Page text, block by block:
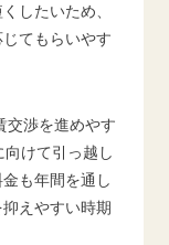
したいため、
てもらいやす
交渉を進めやす
けて引っ越し
も年間を通し
えやすい時期